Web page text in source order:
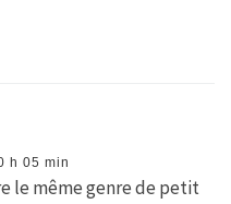
h 05 min
le même genre de petit